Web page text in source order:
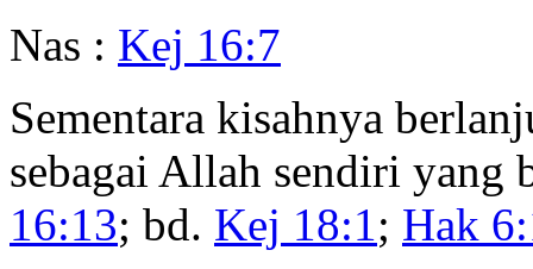
Nas : Kej 16:7
Sementara kisahnya
sebagai Allah sendiri yang
16:13; bd. Kej 18:1; Hak